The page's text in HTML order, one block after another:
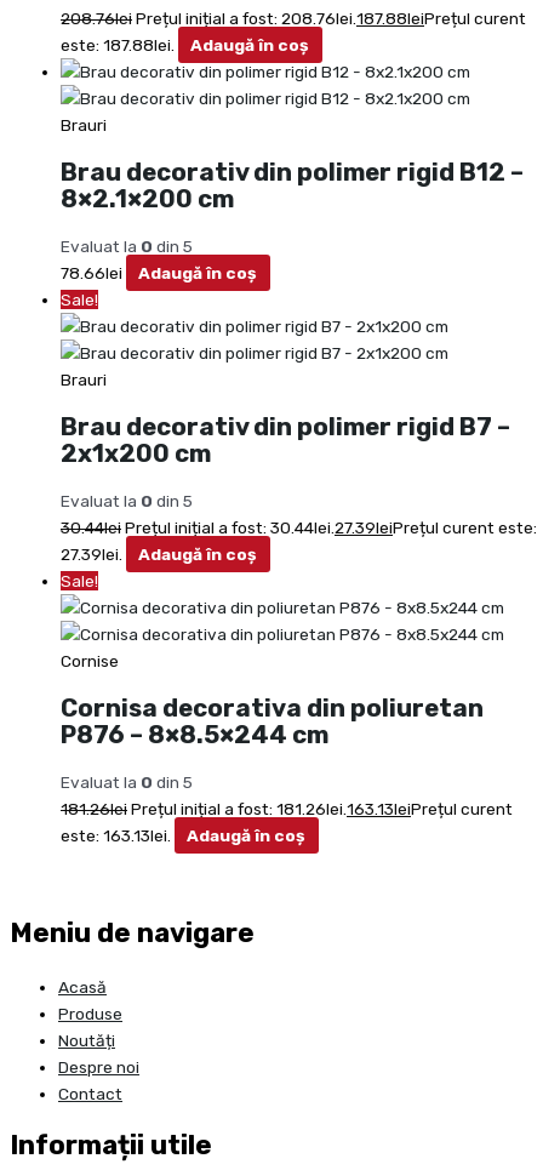
208.76leiPrețul inițial a fost: 208.76lei. 187.88leiPrețul curent
este: 187.88lei.
Adaugă în coș
Brauri
Brau decorativ din polimer rigid B12 –
8×2.1×200 cm
Evaluat la 0 din 5
78.66lei
Adaugă în coș
Sale!
Brauri
Brau decorativ din polimer rigid B7 –
2x1x200 cm
Evaluat la 0 din 5
30.44leiPrețul inițial a fost: 30.44lei.27.39leiPrețul curent este:
27.39lei.
Adaugă în coș
Sale!
Cornise
Cornisa decorativa din poliuretan
P876 – 8×8.5×244 cm
Evaluat la 0 din 5
181.26leiPrețul inițial a fost: 181.26lei.163.13leiPrețul curent
este: 163.13lei.
Adaugă în coș
Meniu de navigare
Acasă
Produse
Noutăți
Despre noi
Contact
Informații utile